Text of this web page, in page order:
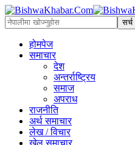
होमपेज
समाचार
देश
अन्तर्राष्ट्रिय
समाज
अपराध
राजनीति
अर्थ समाचार
लेख / विचार
खेल समाचार